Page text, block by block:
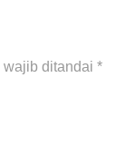
wajib ditandai *